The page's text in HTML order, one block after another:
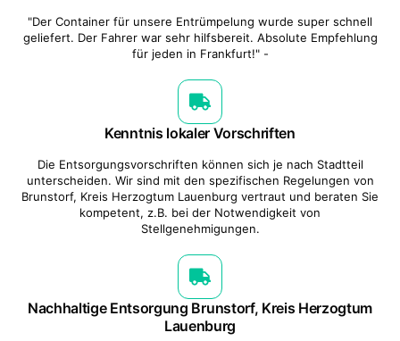
"Der Container für unsere Entrümpelung wurde super schnell
geliefert. Der Fahrer war sehr hilfsbereit. Absolute Empfehlung
für jeden in Frankfurt!" -
Kenntnis lokaler Vorschriften
Die Entsorgungsvorschriften können sich je nach Stadtteil
unterscheiden. Wir sind mit den spezifischen Regelungen von
Brunstorf, Kreis Herzogtum Lauenburg vertraut und beraten Sie
kompetent, z.B. bei der Notwendigkeit von
Stellgenehmigungen.
Nachhaltige Entsorgung Brunstorf, Kreis Herzogtum
Lauenburg